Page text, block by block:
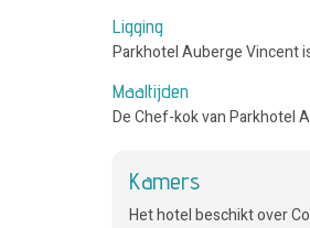
Ligging
Parkhotel Auberge Vincent
Maaltijden
De Chef-kok van Parkhotel
Kamers
Het hotel beschikt over